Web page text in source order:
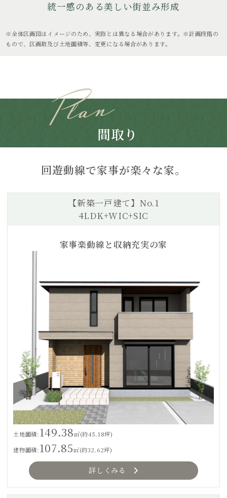
統一感のある美しい街並み形成
※全体区画図はイメージのため、実際とは異なる場合があります。※計画段階の
もので、区画数及び土地面積等、変更になる場合があります。
間取り
回遊動線で家事が楽々な家。
【新築一戸建て】No.1
4LDK+WIC+SIC
家事楽動線と収納充実の家
土地面積:149.38㎡(約45.18坪)
建物面積:107.85㎡(約32.62坪)
詳しくみる